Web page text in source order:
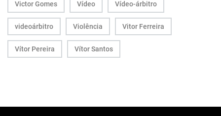
Victor Gomes Vídeo Vídeo-árbitro
videoárbitro Violência Vitor Ferreira
Vítor Pereira Vítor Santos